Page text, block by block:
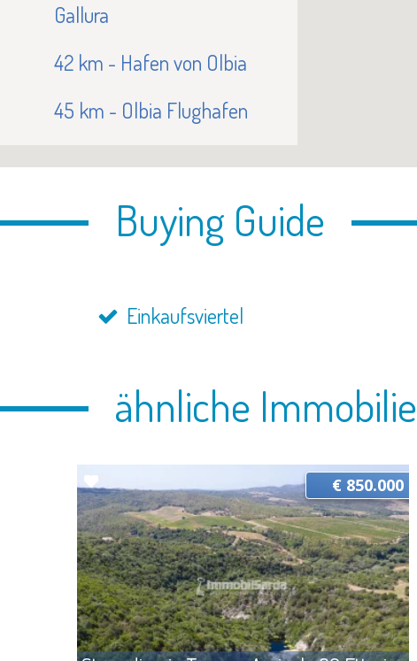
Gallura
42 km - Hafen von Olbia
45 km - Olbia Flughafen
Buying Guide
Einkaufsviertel
ähnliche Immobilie
€ 850.000